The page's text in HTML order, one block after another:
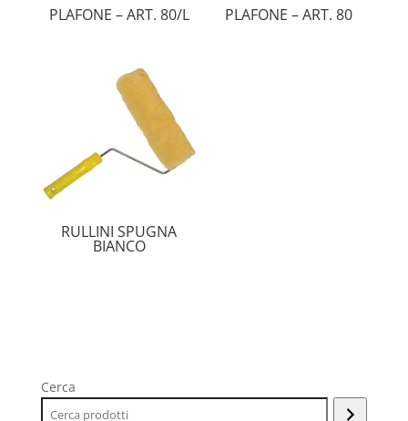
PLAFONE – ART. 80/L PLAFONE – ART. 80
RULLINI SPUGNA
BIANCO
Cerca